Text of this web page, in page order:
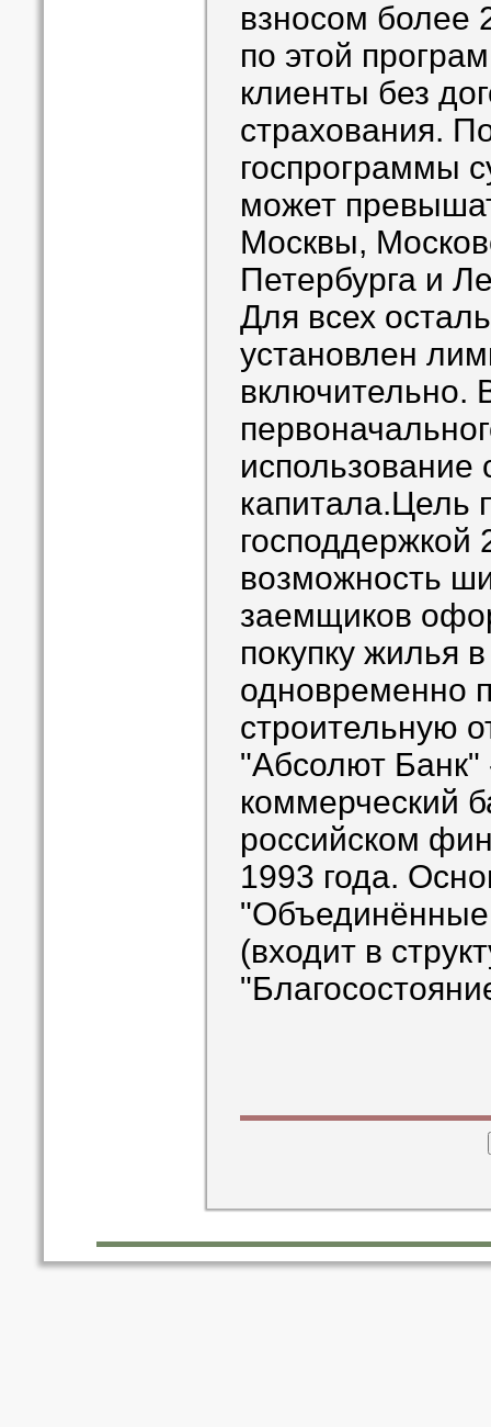
взносом более
по этой
клиенты без
страхования.
госпрограммы
может
Москвы,
Петербурга и
Для всех
установлен
включительно.
использование
капитала.Цель
господдержкой
возможность
заемщиков
покупку жилья
одновременно
строительную
"Абсолют Банк"
коммерческий
российском
1993 года.
(входит в